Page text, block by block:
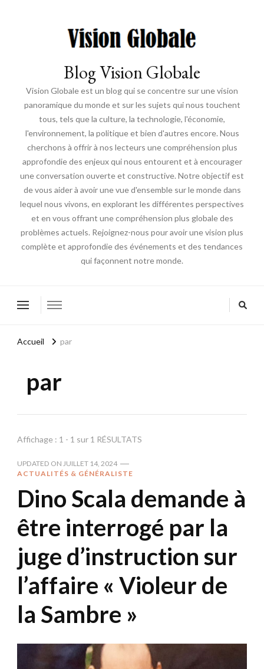
Blog Vision Globale
Vision Globale est un blog qui se concentre sur une vision
panoramique du monde et sur les sujets qui nous touchent
tous, tels que la culture, la technologie, l'économie,
l'environnement, la politique et bien d'autres encore. Nous
cherchons à offrir à nos lecteurs une compréhension plus
approfondie des enjeux qui nous entourent et à encourager
une conversation ouverte et constructive. Notre objectif est
de vous aider à avoir une vue d'ensemble sur le monde dans
lequel nous vivons, en explorant les différentes perspectives
et en vous offrant une compréhension plus globale des
problèmes actuels. Rejoignez-nous pour avoir une vision plus
complète et approfondie des événements et des tendances
qui façonnent notre monde.
Accueil par
par
Affichage : 1 - 1 sur 1 RÉSULTATS
UPDATED ON JUILLET 14, 2024
ACTUALITÉS & GÉNÉRALISTE
Dino Scala demande à
être interrogé par la
juge d’instruction sur
l’affaire « Violeur de
la Sambre »